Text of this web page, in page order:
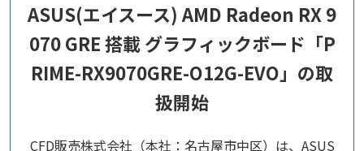
ASUS(エイスース) AMD Radeon RX 9
070 GRE 搭載 グラフィックボード「P
RIME-RX9070GRE-O12G-EVO」の取
扱開始
CFD販売株式会社（本社：名古屋市中区）は、ASUS